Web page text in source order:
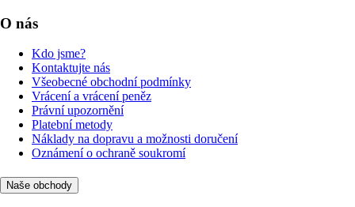
O nás
Kdo jsme?
Kontaktujte nás
Všeobecné obchodní podmínky
Vrácení a vrácení peněz
Právní upozornění
Platební metody
Náklady na dopravu a možnosti doručení
Oznámení o ochraně soukromí
Naše obchody